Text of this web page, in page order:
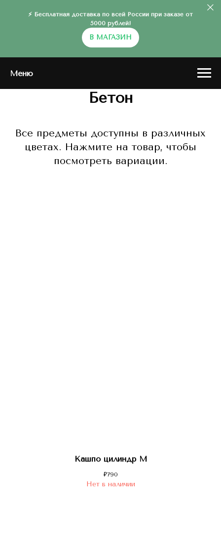
⚡ Бесплатная доставка по всей России при заказе от
5000 рублей!
В МАГАЗИН
Меню
Бетон
Все предметы доступны в различных
цветах. Нажмите на товар, чтобы
посмотреть вариации.
Кашпо цилиндр M
₽790
Нет в наличии